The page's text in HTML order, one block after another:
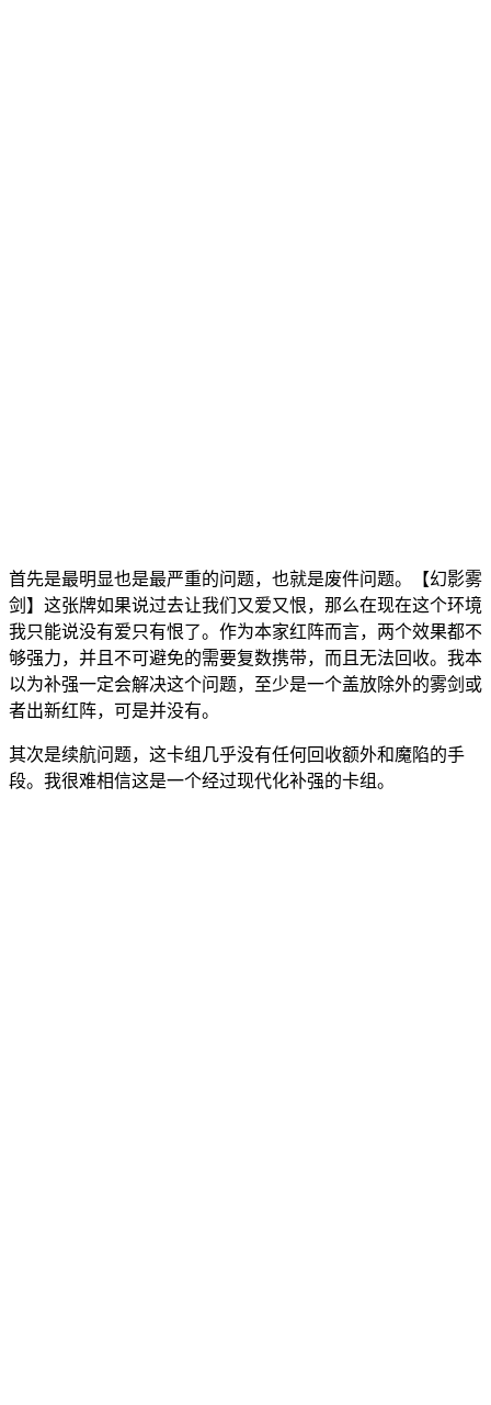
首先是最明显也是最严重的问题，也就是废件问题。【幻影雾
剑】这张牌如果说过去让我们又爱又恨，那么在现在这个环境
我只能说没有爱只有恨了。作为本家红阵而言，两个效果都不
够强力，并且不可避免的需要复数携带，而且无法回收。我本
以为补强一定会解决这个问题，至少是一个盖放除外的雾剑或
者出新红阵，可是并没有。
其次是续航问题，这卡组几乎没有任何回收额外和魔陷的手
段。我很难相信这是一个经过现代化补强的卡组。